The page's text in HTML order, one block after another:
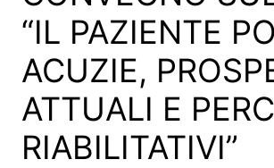
“IL PAZIENTE
ACUZIE,
ATTUALI E
RIABILITATIVI”